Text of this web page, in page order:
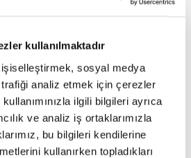
kullanılmaktadır
sosyal medya
analiz etmek için çerezler
ilgili bilgileri ayrıca
ve analiz iş ortaklarımızla
bu bilgileri kendilerine
kullanırken topladıkları